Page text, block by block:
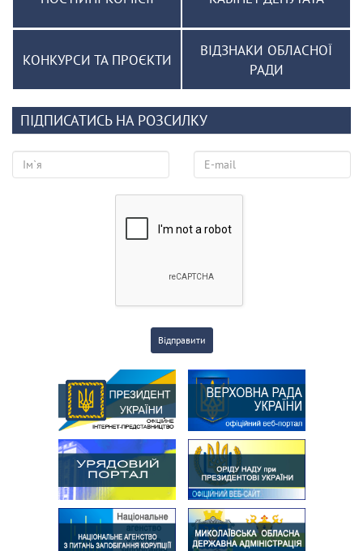
КОНКУРСИ ТА ПРОЄКТИ
ВІДЗНАКИ ОБЛАСНОЇ
РАДИ
ПІДПИСАТИСЬ НА РОЗСИЛКУ
Відправити